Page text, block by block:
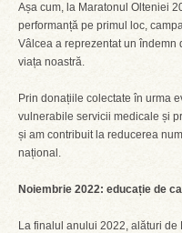
Așa cum, la Maratonul Olteniei
performanță pe primul loc,
Vâlcea a reprezentat un îndemn
viața noastră.
Prin donațiile colectate în urma
vulnerabile servicii medicale și
și am contribuit la reducerea
național.
Noiembrie 2022: educație de
La finalul anului 2022, alături